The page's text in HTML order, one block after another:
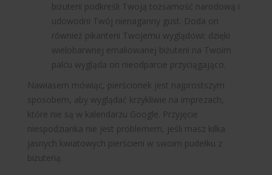
biżuterii podkreśli Twoją tożsamość narodową i
udowodni Twój nienaganny gust. Doda on
również pikanterii Twojemu wyglądowi: dzięki
wielobarwnej emaliowanej biżuterii na Twoim
palcu wygląda on nieodparcie przyciągająco.
Nawiasem mówiąc, pierścionek jest najprostszym
sposobem, aby wyglądać krzykliwie na imprezach,
które nie są w kalendarzu Google. Przyjęcie
niespodzianka nie jest problemem, jeśli masz kilka
jasnych kwiatowych pierścieni w swoim pudełku z
biżuterią.